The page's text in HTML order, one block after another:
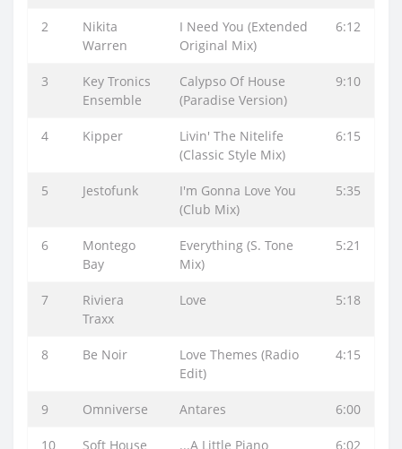
2
Nikita
Warren
I Need You (Extended
Original Mix)
6:12
3
Key Tronics
Ensemble
Calypso Of House
(Paradise Version)
9:10
4 Kipper
Livin' The Nitelife
(Classic Style Mix)
6:15
5 Jestofunk
I'm Gonna Love You
(Club Mix)
5:35
6
Montego
Bay
Everything (S. Tone
Mix)
5:21
7
Riviera
Traxx
Love 5:18
8 Be Noir
Love Themes (Radio
Edit)
4:15
9 Omniverse Antares 6:00
10
Soft House
...A Little Piano 6:02